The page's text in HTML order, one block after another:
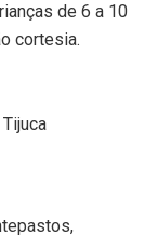
de 6 a 10
cortesia.